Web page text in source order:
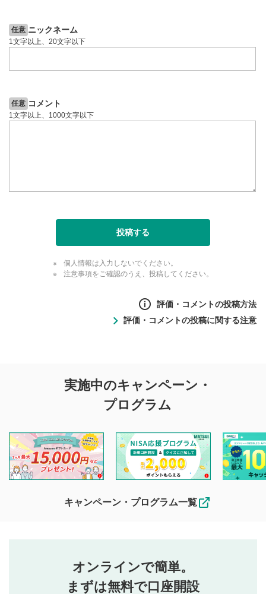
任意 ニックネーム
1文字以上、20文字以下
任意 コメント
1文字以上、1000文字以下
投稿する
個人情報は入力しないでください。
注意事項をご確認のうえ、投稿してください。
評価・コメントの投稿方法
投稿するボタン
評価・コメントの投稿に関する注意
投稿に関する注意
を目的として、各動画コンテンツに、評価およびコメントの
投稿ができます。利用者は以下の注意事項をご理解のうえ、
閲覧および投稿を行うものとしてください。
他の利用者が動画を視聴される際の参考になるコメントをお
待ちしております。
なお、投稿をもって、本注意事項に同意されたものとみなし
行ってください。
当社は、利用者同士、もしくは利用者と第三者間のトラ
実施中のキャンペーン・
プログラム
キャンペーン・プログラム一覧
オンラインで簡単。
まずは無料で口座開設